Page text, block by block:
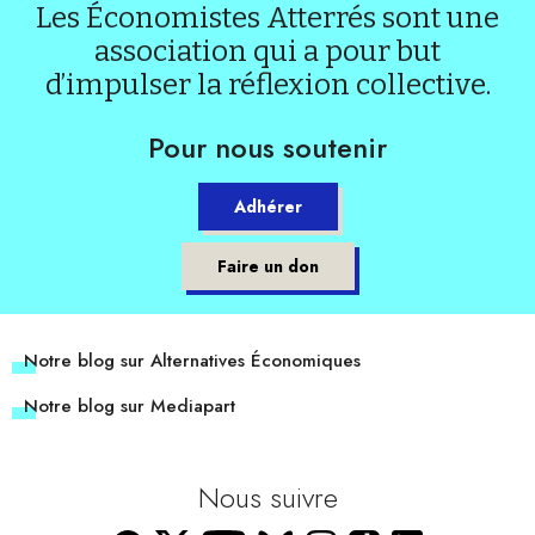
Les Économistes Atterrés sont une
association qui a pour but
d’impulser la réflexion collective.
Pour nous soutenir
Adhérer
Faire un don
Notre blog sur Alternatives Économiques
Notre blog sur Mediapart
Nous suivre